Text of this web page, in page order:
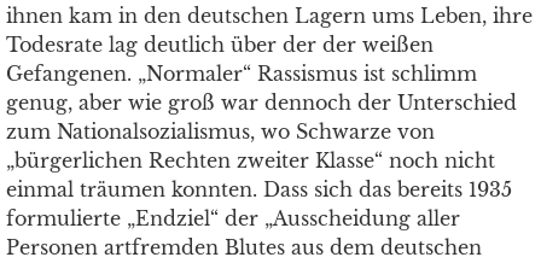
ihnen kam in den deutschen Lagern ums Leben, ihre
Todesrate lag deutlich über der der weißen
Gefangenen. „Normaler“ Rassismus ist schlimm
genug, aber wie groß war dennoch der Unterschied
zum Nationalsozialismus, wo Schwarze von
„bürgerlichen Rechten zweiter Klasse“ noch nicht
einmal träumen konnten. Dass sich das bereits 1935
formulierte „Endziel“ der „Ausscheidung aller
Personen artfremden Blutes aus dem deutschen